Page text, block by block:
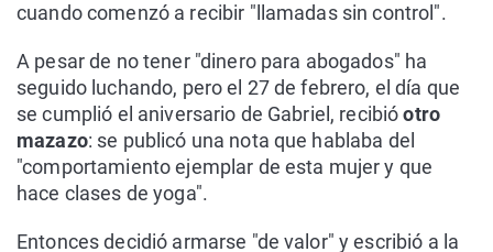
cuando comenzó a recibir "llamadas sin control".
A pesar de no tener "dinero para abogados" ha
seguido luchando, pero el 27 de febrero, el día que
se cumplió el aniversario de Gabriel, recibióotro
mazazo: se publicó una nota que hablaba del
"comportamiento ejemplar de esta mujer y que
hace clases de yoga".
Entonces decidió armarse "de valor" y escribió a la